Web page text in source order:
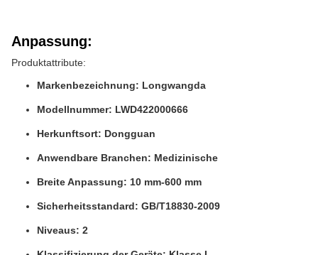
Anpassung:
Produktattribute:
Markenbezeichnung: Longwangda
Modellnummer: LWD422000666
Herkunftsort: Dongguan
Anwendbare Branchen: Medizinische
Breite Anpassung: 10 mm-600 mm
Sicherheitsstandard: GB/T18830-2009
Niveaus: 2